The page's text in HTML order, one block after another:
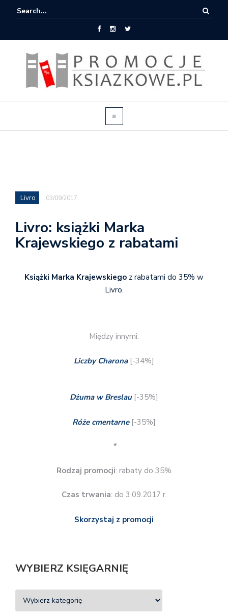
Livro 03/09/2017
Livro: książki Marka
Krajewskiego z rabatami
Książki Marka Krajewskiego z rabatami do 35% w
Livro.
Między innymi:
Liczby Charona[-34%]
Dżuma w Breslau [-35%]
Róże cmentarne[-35%]
*
Rodzaj promocji: rabaty do 35%
Czas trwania: do 3.09.2017 r.
Skorzystaj z promocji
WYBIERZ KSIĘGARNIĘ